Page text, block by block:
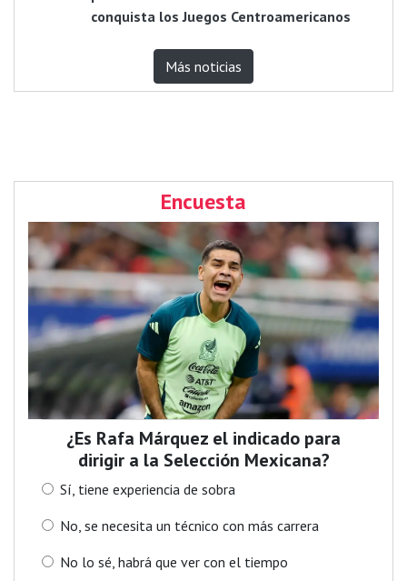
conquista los Juegos Centroamericanos
Más noticias
Encuesta
¿Es Rafa Márquez el indicado para
dirigir a la Selección Mexicana?
Sí, tiene experiencia de sobra
No, se necesita un técnico con más carrera
No lo sé, habrá que ver con el tiempo